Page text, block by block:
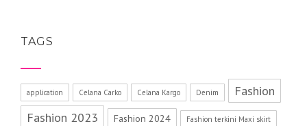
TAGS
application Celana Carko Celana Kargo Denim
Fashion
Fashion 2023
Fashion 2024 Fashion terkini Maxi skirt